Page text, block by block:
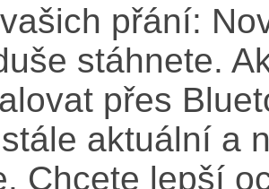
přání:
stáhnete.
přes
aktuální a
Chcete lepší